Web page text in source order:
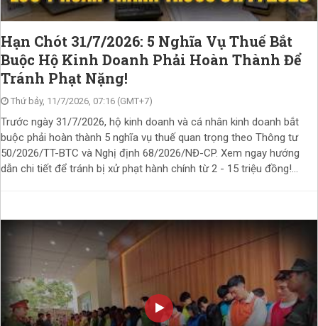
Hạn Chót 31/7/2026: 5 Nghĩa Vụ Thuế Bắt
Buộc Hộ Kinh Doanh Phải Hoàn Thành Để
Tránh Phạt Nặng!
Thứ bảy, 11/7/2026, 07:16 (GMT+7)
Trước ngày 31/7/2026, hộ kinh doanh và cá nhân kinh doanh bắt
buộc phải hoàn thành 5 nghĩa vụ thuế quan trọng theo Thông tư
50/2026/TT-BTC và Nghị định 68/2026/NĐ-CP. Xem ngay hướng
dẫn chi tiết để tránh bị xử phạt hành chính từ 2 - 15 triệu đồng!...